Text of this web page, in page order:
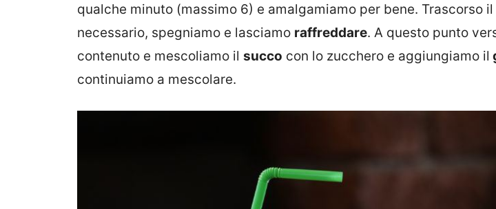
qualche minuto (massimo 6) e amalgamiamo per bene. Trascorso
necessario, spegniamo e lasciamo raffreddare. A questo punto
contenuto e mescoliamo il succo con lo zucchero e aggiungiamo il
continuiamo a mescolare.